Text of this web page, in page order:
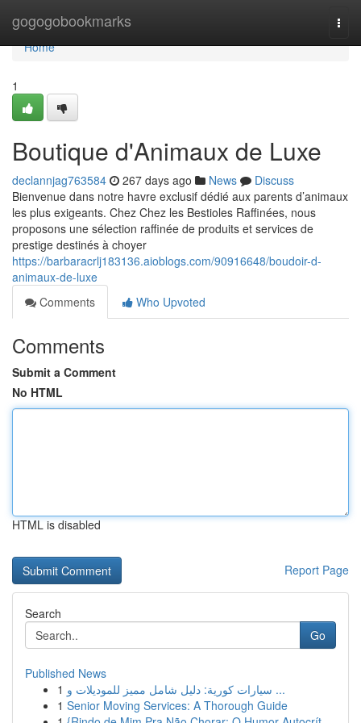
gogogobookmarks
Home
Home
1
Boutique d'Animaux de Luxe
declannjag763584 267 days ago News
Discuss
Bienvenue dans notre havre exclusif dédié aux parents d’animaux
les plus exigeants. Chez Chez les Bestioles Raffinées, nous
proposons une sélection raffinée de produits et services de
prestige destinés à choyer
https://barbaracrlj183136.aioblogs.com/90916648/boudoir-d-
animaux-de-luxe
Comments
Who Upvoted
Comments
Submit a Comment
No HTML
HTML is disabled
Report Page
Search
Go
Published News
1
سيارات كورية: دليل شامل مميز للموديلات و ...
1 Senior Moving Services: A Thorough Guide